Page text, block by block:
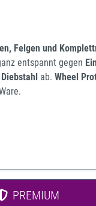
Felgen und
entspannt gegen
ab. Wheel
PREMIUM